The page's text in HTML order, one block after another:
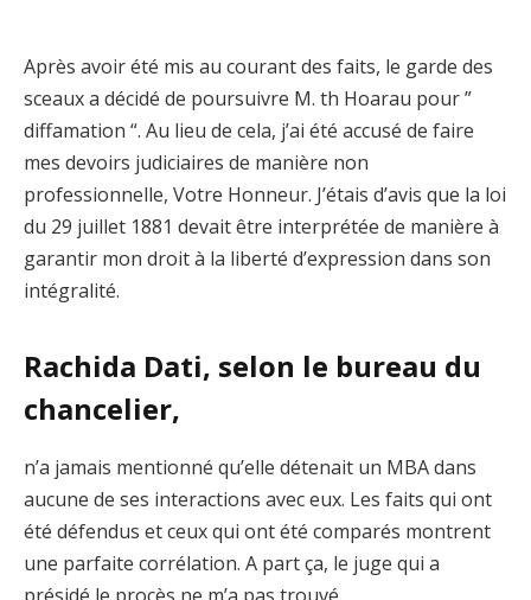
Après avoir été mis au courant des faits, le garde des
sceaux a décidé de poursuivre M. th Hoarau pour ”
diffamation “. Au lieu de cela, j’ai été accusé de faire
mes devoirs judiciaires de manière non
professionnelle, Votre Honneur. J’étais d’avis que la loi
du 29 juillet 1881 devait être interprétée de manière à
garantir mon droit à la liberté d’expression dans son
intégralité.
Rachida Dati, selon le bureau du
chancelier,
n’a jamais mentionné qu’elle détenait un MBA dans
aucune de ses interactions avec eux. Les faits qui ont
été défendus et ceux qui ont été comparés montrent
une parfaite corrélation. A part ça, le juge qui a